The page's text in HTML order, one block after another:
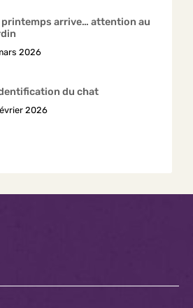
printemps arrive… attention au
2026
du chat
2026